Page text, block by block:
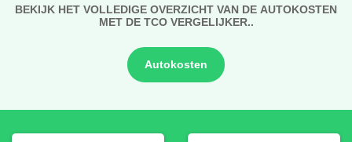
BEKIJK HET VOLLEDIGE OVERZICHT VAN DE AUTOKOSTEN
MET DE TCO VERGELIJKER..
Autokosten